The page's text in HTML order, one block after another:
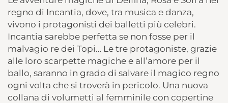
regno di Incantia, dove, tra musica e danza,
vivono i protagonisti dei balletti più celebri.
Incantia sarebbe perfetta se non fosse per il
malvagio re dei Topi… Le tre protagoniste, grazie
alle loro scarpette magiche e all’amore per il
ballo, saranno in grado di salvare il magico regno
ogni volta che si troverà in pericolo. Una nuova
collana di volumetti al femminile con copertine